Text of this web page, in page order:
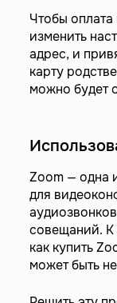
Чтобы
изменить
адрес, и
карту
можно будет
Zoom — одна
для
совещаний. К
как купить
может быть